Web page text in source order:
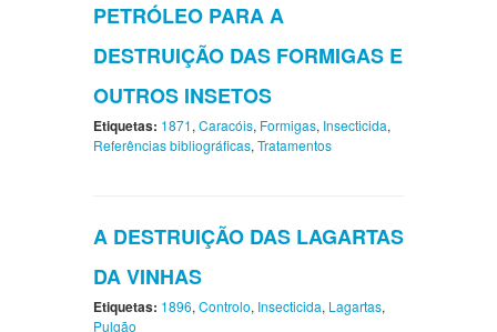
PETRÓLEO PARA A
DESTRUIÇÃO DAS FORMIGAS E
OUTROS INSETOS
Etiquetas: 1871, Caracóis, Formigas, Insecticida,
Referências bibliográficas, Tratamentos
A DESTRUIÇÃO DAS LAGARTAS
DA VINHAS
Etiquetas: 1896, Controlo, Insecticida, Lagartas,
Pulgão